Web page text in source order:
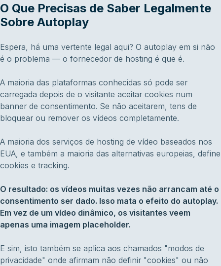
O Que Precisas de Saber Legalmente
Sobre Autoplay
Espera, há uma vertente legal aqui? O autoplay em si não
é o problema — o fornecedor de hosting é que é.
A maioria das plataformas conhecidas só pode ser
carregada depois de o visitante aceitar cookies num
banner de consentimento. Se não aceitarem, tens de
bloquear ou remover os vídeos completamente.
A maioria dos serviços de hosting de vídeo baseados nos
EUA, e também a maioria das alternativas europeias, define
cookies e tracking.
O resultado: os vídeos muitas vezes não arrancam até o
consentimento ser dado. Isso mata o efeito do autoplay.
Em vez de um vídeo dinâmico, os visitantes veem
apenas uma imagem placeholder.
E sim, isto também se aplica aos chamados "modos de
privacidade" onde afirmam não definir "cookies" ou não